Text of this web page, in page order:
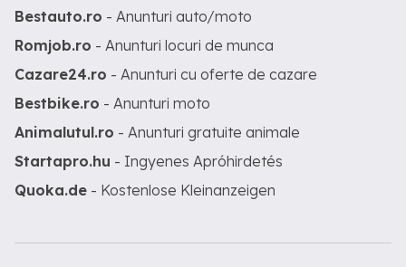
Bestauto.ro - Anunturi auto/moto
Romjob.ro - Anunturi locuri de munca
Cazare24.ro - Anunturi cu oferte de cazare
Bestbike.ro - Anunturi moto
Animalutul.ro - Anunturi gratuite animale
Startapro.hu - Ingyenes Apróhirdetés
Quoka.de - Kostenlose Kleinanzeigen